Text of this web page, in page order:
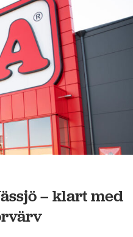
– klart med